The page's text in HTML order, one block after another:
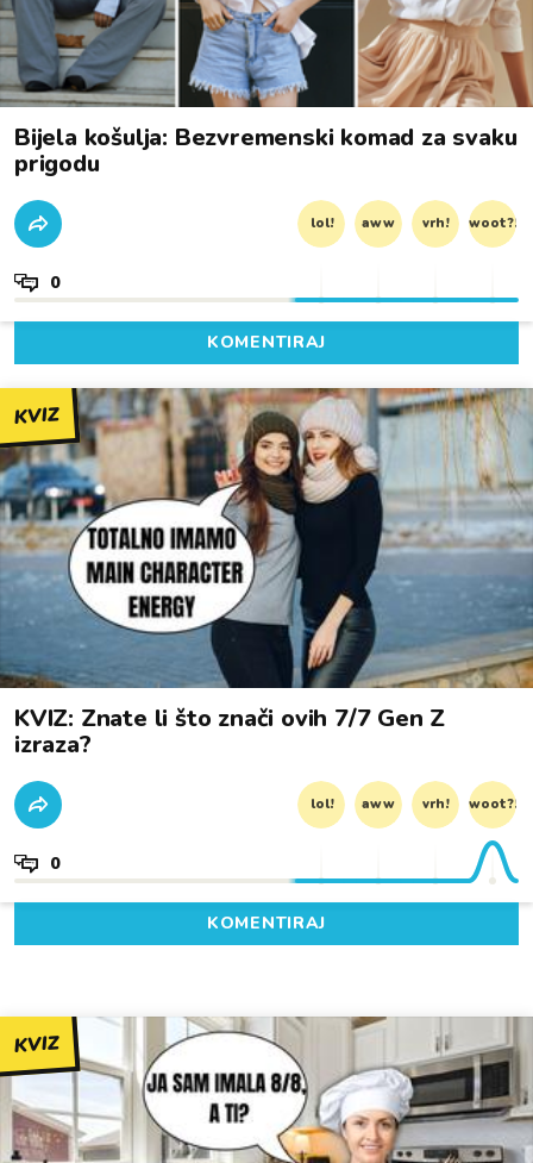
Bijela košulja: Bezvremenski komad za svaku
prigodu
lol! aww vrh! woot?!
0
KOMENTIRAJ
KVIZ
KVIZ: Znate li što znači ovih 7/7 Gen Z
izraza?
lol! aww vrh! woot?!
0
KOMENTIRAJ
KVIZ